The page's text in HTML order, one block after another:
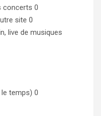
concerts 0
site 0
live de musiques
temps) 0